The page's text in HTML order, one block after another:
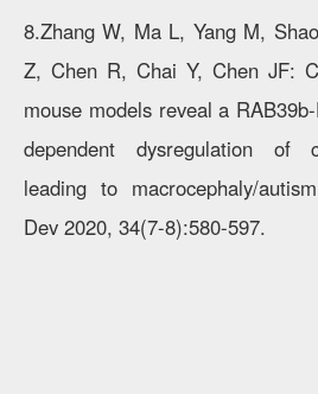
8.Zhang W, Ma L, Yang M,
Z, Chen R, Chai Y, Chen JF:
mouse models reveal a
dependent dysregulation of
leading to macrocephaly/
Dev 2020, 34(7-8):580-597.